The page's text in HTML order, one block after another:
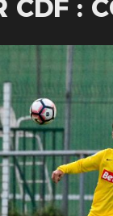
CDF :